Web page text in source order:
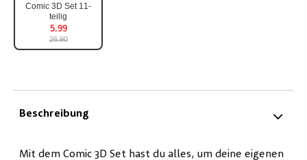
Comic 3D Set 11-
teilig
5.99
26.90
Beschreibung
Mit dem Comic 3D Set hast du alles, um deine eigenen